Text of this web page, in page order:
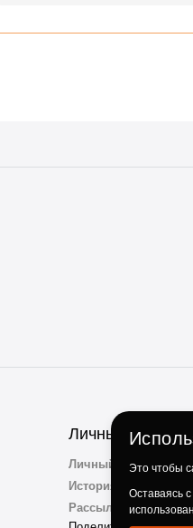
отзывчивые и опытные.
Личный Кабинет
Личный Кабинет
История заказов
Рассылка
Это чтобы
Оставаясь